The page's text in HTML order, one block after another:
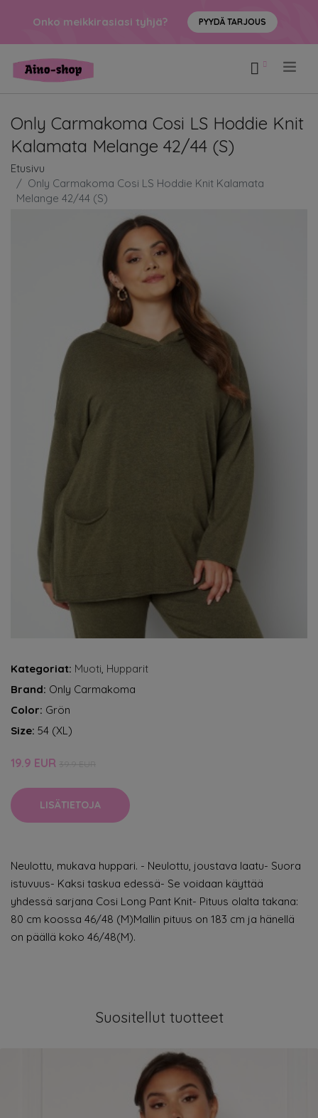
Onko meikkirasiasi tyhjä? PYYDÄ TARJOUS
Only Carmakoma Cosi LS Hoddie Knit
Kalamata Melange 42/44 (S)
Etusivu
Only Carmakoma Cosi LS Hoddie Knit Kalamata
Melange 42/44 (S)
Kategoriat: Muoti, Hupparit
Brand: Only Carmakoma
Color: Grön
Size: 54 (XL)
19.9 EUR
LISÄTIETOJA
Neulottu, mukava huppari. - Neulottu, joustava laatu- Suora
istuvuus- Kaksi taskua edessä- Se voidaan käyttää
yhdessä sarjana Cosi Long Pant Knit- Pituus olalta takana:
80 cm koossa 46/48 (M)Mallin pituus on 183 cm ja hänellä
on päällä koko 46/48(M).
Suositellut tuotteet